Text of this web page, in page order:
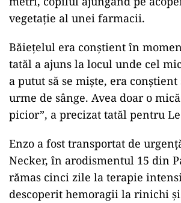
vegetație al unei farmacii.
Băiețelul era conștient în
tatăl a ajuns la locul unde cel
a putut să se miște, era
urme de sânge. Avea doar o
picior”, a precizat tatăl pentru
Enzo a fost transportat de
Necker, în arodismentul 15 din
rămas cinci zile la terapie
descoperit hemoragii la rinichi